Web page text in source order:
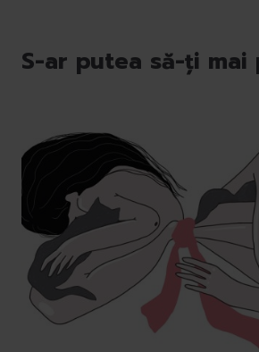
S-ar putea să-ți mai